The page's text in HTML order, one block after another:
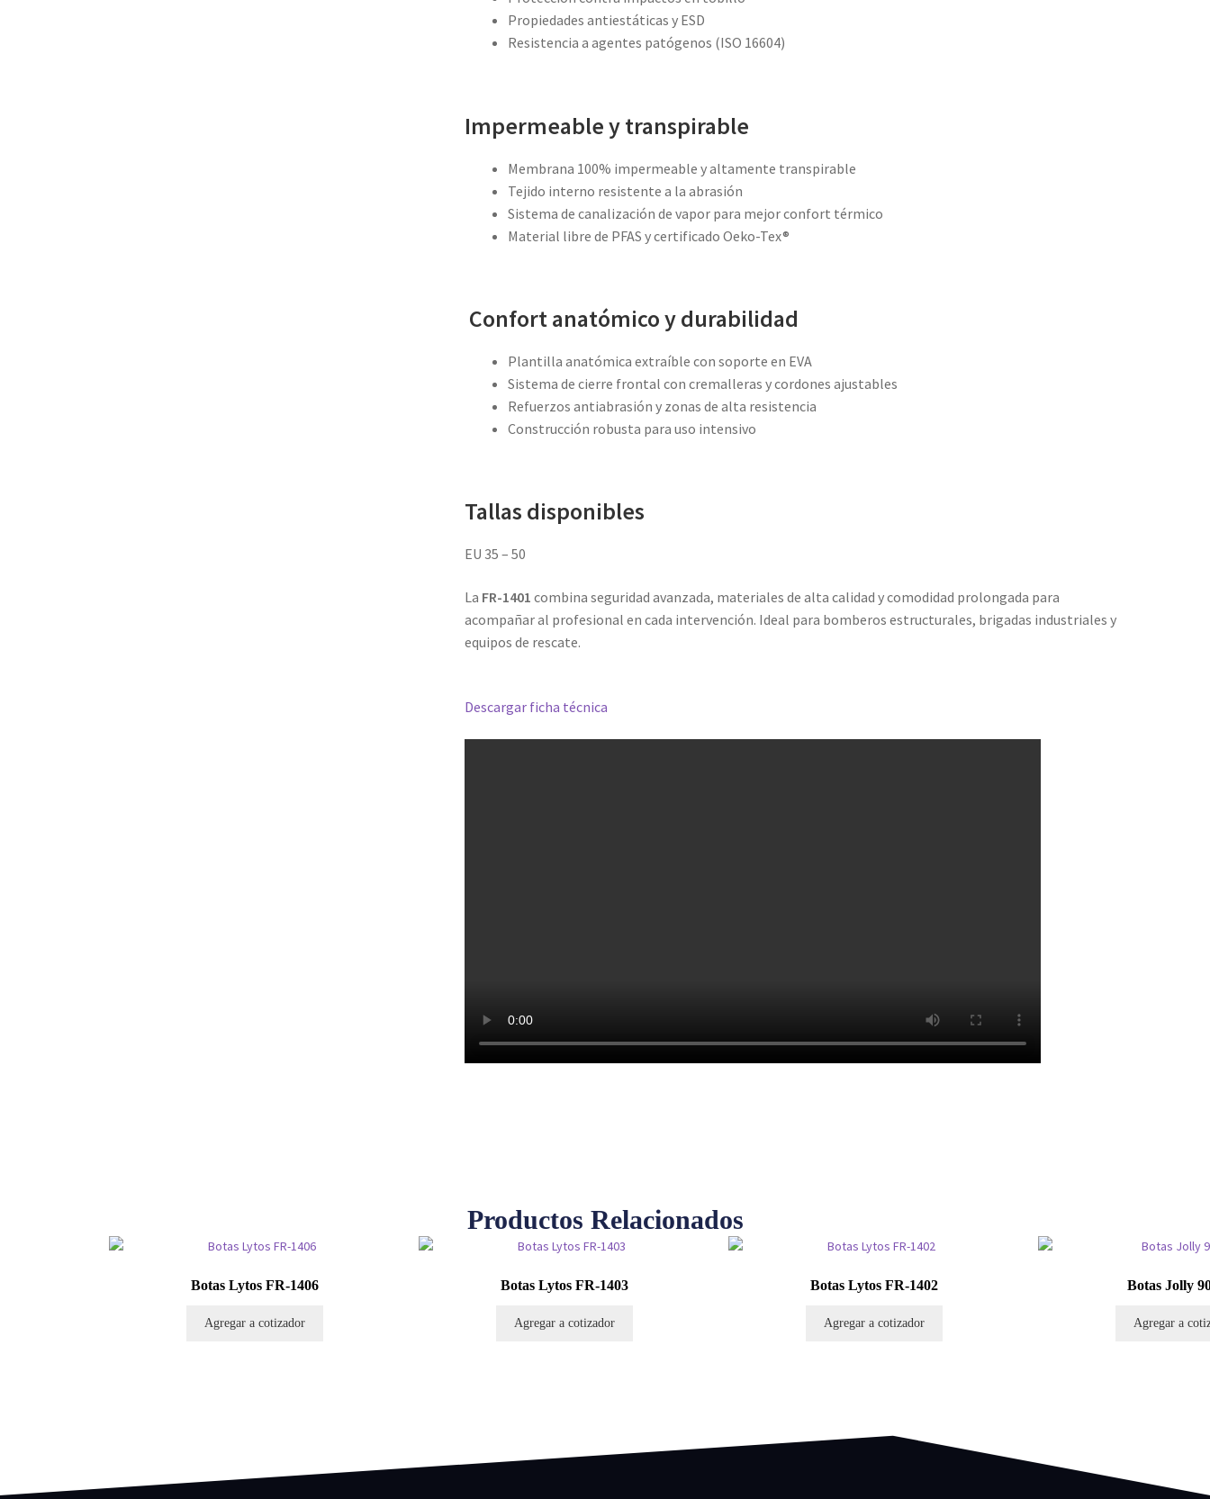
Propiedades antiestáticas y ESD
Resistencia a agentes patógenos (ISO 16604)
Impermeable y transpirable
Membrana 100% impermeable y altamente transpirable
Tejido interno resistente a la abrasión
Sistema de canalización de vapor para mejor confort térmico
Material libre de PFAS y certificado Oeko-Tex®
Confort anatómico y durabilidad
Plantilla anatómica extraíble con soporte en EVA
Sistema de cierre frontal con cremalleras y cordones ajustables
Refuerzos antiabrasión y zonas de alta resistencia
Construcción robusta para uso intensivo
Tallas disponibles
EU 35 – 50
La FR-1401 combina seguridad avanzada, materiales de alta calidad y comodidad prolongada para
acompañar al profesional en cada intervención. Ideal para bomberos estructurales, brigadas industriales y
equipos de rescate.
Descargar ficha técnica
Productos Relacionados
Botas Lytos FR-1406
Agregar a cotizador
Botas Lytos FR-1403
Agregar a cotizador
Botas Lytos FR-1402
Agregar a cotizador
Botas Jolly
Agregar a